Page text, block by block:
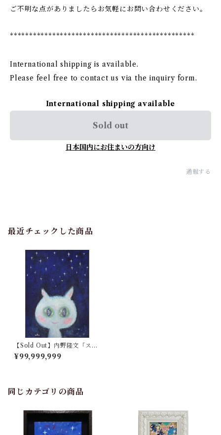
ご不明な点がありましたらお気軽にお問い合わせください。
************************************************
International shipping is available.
Please feel free to contact us via the inquiry form.
International shipping available
Sold out
日本国内にお住まいの方向け
通報する
最近チェックした商品
【Sold Out】内野隆文「スタ
ーリーナイト」
¥99,999,999
同じカテゴリの商品